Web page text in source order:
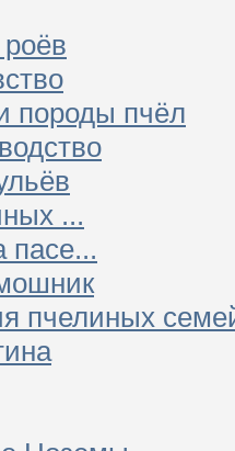
породы пчёл
...
пасе...
пчелиных